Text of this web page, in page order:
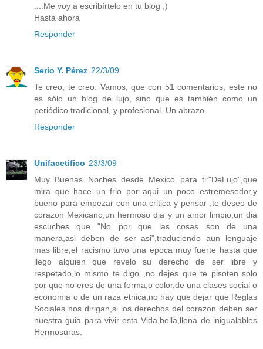
....Me voy a escribírtelo en tu blog ;)
Hasta ahora
Responder
Serio Y. Pérez 22/3/09
Te creo, te creo. Vamos, que con 51 comentarios, este no
es sólo un blog de lujo, sino que es también como un
periódico tradicional, y profesional. Un abrazo
Responder
Unifacetifico 23/3/09
Muy Buenas Noches desde Mexico para ti:"DeLujo",que
mira que hace un frio por aqui un poco estremesedor,y
bueno para empezar con una critica y pensar ,te deseo de
corazon Mexicano,un hermoso dia y un amor limpio,un dia
escuches que "No por que las cosas son de una
manera,asi deben de ser asi",traduciendo aun lenguaje
mas libre,el racismo tuvo una epoca muy fuerte hasta que
llego alquien que revelo su derecho de ser libre y
respetado,lo mismo te digo ,no dejes que te pisoten solo
por que no eres de una forma,o color,de una clases social o
economia o de un raza etnica,no hay que dejar que Reglas
Sociales nos dirigan,si los derechos del corazon deben ser
nuestra guia para vivir esta Vida,bella,llena de inigualables
Hermosuras.